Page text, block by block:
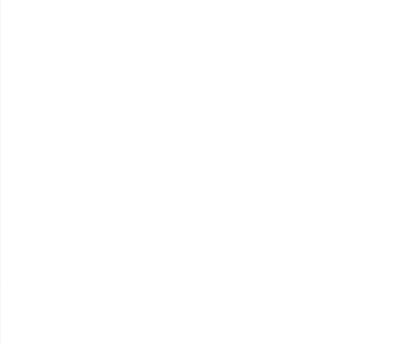
cuándo habrá reposición de stock.
amigos construyen en el patio de
Este juego preciso y metódico, sin
mismo como ilimitado", Julio
parecen los desechos biológicos
–oculta, soterrada–, está la